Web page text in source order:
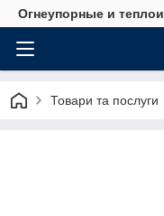
Огнеупорные и
Товари та послуги